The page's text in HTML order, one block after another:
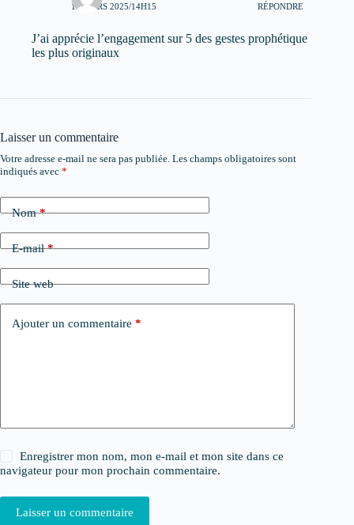
12 MARS 2025/14H15 RÉPONDRE
J’ai apprécie l’engagement sur 5 des gestes prophétique
les plus originaux
Laisser un commentaire
Votre adresse e-mail ne sera pas publiée. Les champs obligatoires sont
indiqués avec *
Nom*
E-mail*
Site web
Ajouter un commentaire *
Enregistrer mon nom, mon e-mail et mon site dans ce
navigateur pour mon prochain commentaire.
Laisser un commentaire